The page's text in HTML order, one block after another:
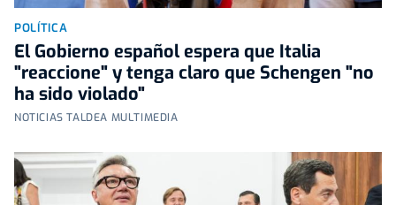
POLÍTICA
El Gobierno español espera que Italia
"reaccione" y tenga claro que Schengen "no
ha sido violado"
NOTICIAS TALDEA MULTIMEDIA